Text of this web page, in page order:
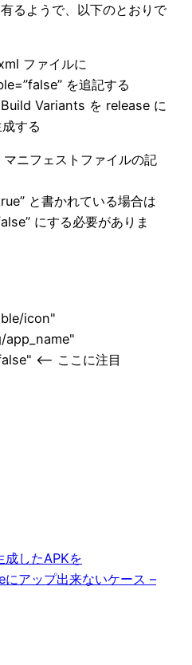
るようで、以下のとおりで
ファイルに
を追記する
Variants を release に
する
ニフェストファイルの記
と書かれている場合は
にする必要がありま
icon"
<– ここに注目
したAPKを
アップ出来ないケース –